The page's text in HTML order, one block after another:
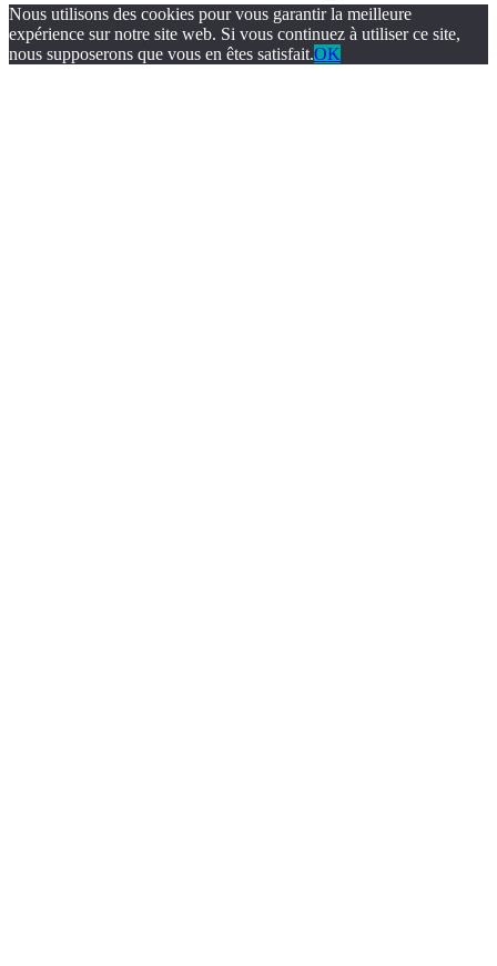
Nous utilisons des cookies pour vous garantir la meilleure
expérience sur notre site web. Si vous continuez à utiliser ce site,
nous supposerons que vous en êtes satisfait.OK